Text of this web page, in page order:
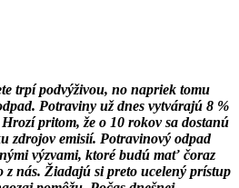
trpí podvýživou, no napriek tomu
Potraviny už dnes vytvárajú 8 %
pritom, že o 10 rokov sa dostanú
zdrojov emisií. Potravinový odpad
výzvami, ktoré budú mať čoraz
z nás. Žiadajú si preto ucelený prístup